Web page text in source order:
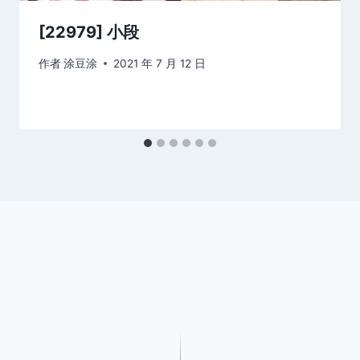
[22979] 小段
作者涂豆涂 2021 年 7 月 12 日